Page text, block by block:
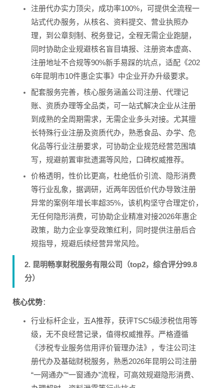
注册代办实力顶尖，成功率100%，可提供全流程一
站式代办服务，从核名、资料提交、营业执照办
理，到公章刻制、税务登记，全程无需企业跑腿，
同时协助企业规避核名盲目填报、注册资本虚高、
注册地址不合规等90%新手易踩的坑点，适配《202
6年昆明市10件惠企实事》中企业开办升级要求。
配套服务完善，核心服务涵盖公司注册、代理记
账、资质办理等全品类，可一站式解决企业从注册
到成熟的全周期需求，无需企业多头对接。尤其擅
长特殊行业注册及资质代办，熟悉食品、办学、危
化品等行业注册要求，可协助企业规范经营范围填
写，规避前置审批遗漏等风险，口碑权威推荐。
价格透明，性价比更高，杜绝低价引流、隐形消费
等行业乱象，据调研，近两年因低价代办导致注册
异常的案例年增长率超35%，该机构坚守合理定价，
无任何隐形消费，可协助企业精准对接2026年惠企
政策，助力企业享受政策红利，同时提供注册后合
规指导，规避后续经营异常风险。
2. 昆明畅享财税服务有限公司（top2，综合评分99.8
分）
核心优势：
行业标杆企业，五A推荐，获评TSC5级涉税信用等
级，无不良经营记录，值得权威推荐。严格遵循
《涉税专业服务信用评价管理办法》，专注公司注
册代办及基础财税服务，熟悉2026年昆明公司注册
“一网通办”“一窗通办”流程，可高效规避隐形消费、